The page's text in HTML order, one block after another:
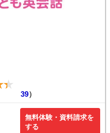
39）
無料体験・資料請求を
する